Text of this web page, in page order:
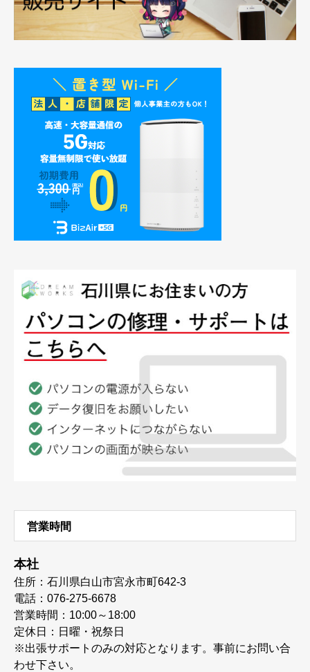
営業時間
本社
住所：石川県白山市宮永市町642-3
電話：076-275-6678
営業時間：10:00～18:00
定休日：日曜・祝祭日
※出張サポートのみの対応となります。事前にお問い合
わせ下さい。